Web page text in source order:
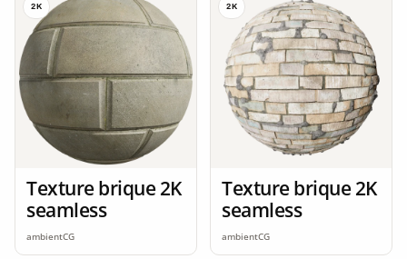
2K
Texture brique 2K
seamless
ambientCG
2K
Texture brique 2K
seamless
ambientCG